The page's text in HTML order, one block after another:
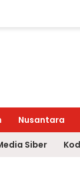
Nusantara
Siber